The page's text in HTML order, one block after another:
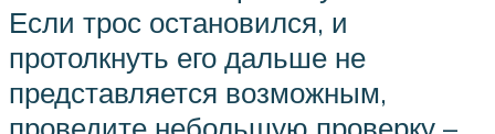
Если трос остановился, и
протолкнуть его дальше не
представляется возможным,